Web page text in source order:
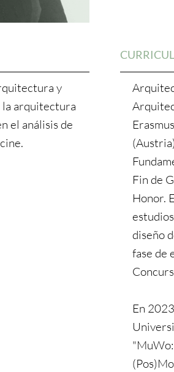
y
la arquitectura
el análisis de
Fin de
Honor.
diseño
fase de
En